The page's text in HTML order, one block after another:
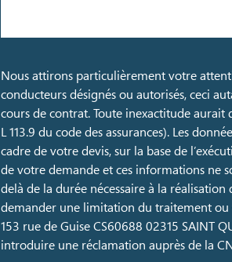
Nous attirons particulièrement votre
conducteurs désignés ou autorisés, ceci
cours de contrat. Toute inexactitude aurait
L 113.9 du code des assurances). Les
cadre de votre devis, sur la base de
de votre demande et ces informations ne
delà de la durée nécessaire à la
demander une limitation du traitement ou
153 rue de Guise CS60688 02315 SAINT
introduire une réclamation auprès de la